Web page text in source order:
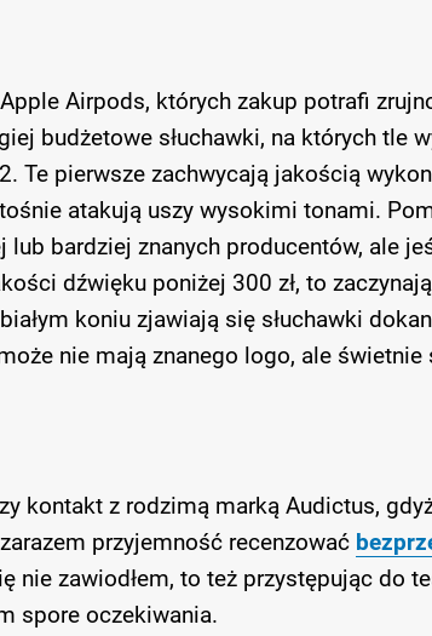
Airpods, których zakup potrafi
budżetowe słuchawki, na których tle
Te pierwsze zachwycają jakością
atakują uszy wysokimi tonami.
lub bardziej znanych producentów, ale
dźwięku poniżej 300 zł, to
koniu zjawiają się słuchawki
nie mają znanego logo, ale świetnie
kontakt z rodzimą marką Audictus,
przyjemność recenzować
nie zawiodłem, to też przystępując do
spore oczekiwania.